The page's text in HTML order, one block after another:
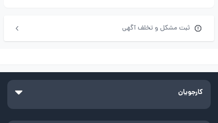
ثبت مشکل و تخلف آگهی
کارجویان